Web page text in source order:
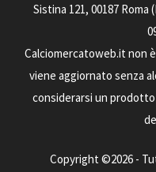
Sistina 121, 00187 Roma
Calciomercatoweb.it non
viene aggiornato senza
considerarsi un prodotto
Copyright ©2026 -